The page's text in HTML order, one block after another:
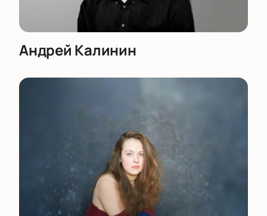
пригласительные для корпоративных мероприятий
и организовать размещение в VIP-ложах или
Андрей Калинин